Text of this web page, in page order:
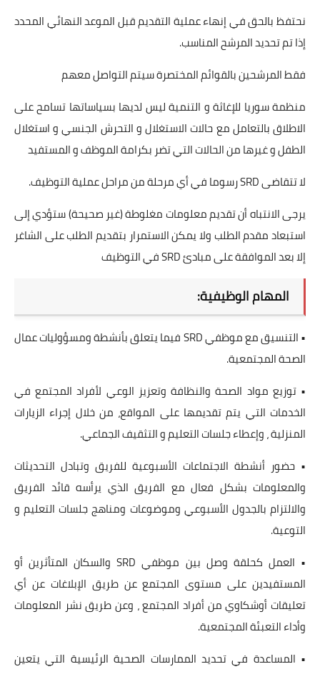
نحتفظ بالحق في إنهاء عملية التقديم قبل الموعد النهائي المحدد
إذا تم تحديد المرشح المناسب.
فقط المرشحين بالقوائم المختصرة سيتم التواصل معهم
منظمة سوريا للإغاثة و التنمية ليس لديها بسياساتها تسامح على
الاطلاق بالتعامل مع حالات الاستغلال و التحرش الجنسي و استغلال
الطفل و غيرها من الحالات التي تضر بكرامة الموظف و المستفيد
لا تتقاضى SRD رسوما في أي مرحلة من مراحل عملية التوظيف.
يرجى الانتباه أن تقديم معلومات مغلوطة (غير صحيحة) ستؤدي إلى
استبعاد مقدم الطلب ولا يمكن الاستمرار بتقديم الطلب على الشاغر
إلا بعد الموافقة على مبادئ SRD في التوظيف
المهام الوظيفية:
• التنسيق مع موظفي SRD فيما يتعلق بأنشطة ومسؤوليات عمال
الصحة المجتمعية.
• توزيع مواد الصحة والنظافة وتعزيز الوعي لأفراد المجتمع في
الخدمات التي يتم تقديمها على المواقع، من خلال إجراء الزيارات
المنزلية ، وإعطاء جلسات التعليم و التثقيف الجماعي.
• حضور أنشطة الاجتماعات الأسبوعية للفريق وتبادل التحديثات
والمعلومات بشكل فعال مع الفريق الذي يرأسه قائد الفريق
والالتزام بالجدول الأسبوعي وموضوعات ومناهج جلسات التعليم و
التوعية.
• العمل كحلقة وصل بين موظفي SRD والسكان المتأثرين أو
المستفيدين على مستوى المجتمع عن طريق الإبلاغات عن أي
تعليقات أوشكاوي من أفراد المجتمع ، وعن طريق نشر المعلومات
وأداء التعبئة المجتمعية.
• المساعدة في تحديد الممارسات الصحية الرئيسية التي يتعين